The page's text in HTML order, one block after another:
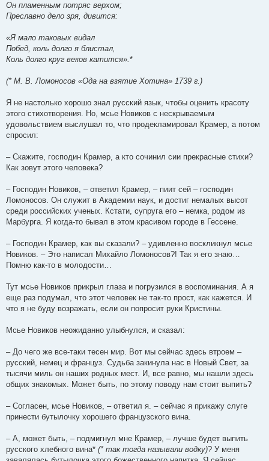
Он пламенным потряс верхом;
Преславно дело зря, дивится:
«Я мало таковых видал
Побед, коль долго я блистал,
Коль долго круг веков катится».*
(* М. В. Ломоносов «Ода на взятие Хотина» 1739 г.)
Я не настолько хорошо знал русский язык, чтобы оценить красоту
этого стихотворения. Но, мсье Новиков с нескрываемым
удовольствием выслушал то, что продекламировал Крамер, а потом
спросил:
– Скажите, господин Крамер, а кто сочинил сии прекрасные стихи?
Как зовут этого человека?
– Господин Новиков, – ответил Крамер, – пиит сей – господин
Ломоносов. Он служит в Академии наук, и достиг немалых высот
среди российских ученых. Кстати, супруга его – немка, родом из
Марбурга. Я когда-то бывал в этом красивом городе в Гессене.
– Господин Крамер, как вы сказали? – удивленно воскликнул мсье
Новиков. – Это написал Михайло Ломоносов?! Так я его знаю…
Помню как-то в молодости…
Тут мсье Новиков прикрыл глаза и погрузился в воспоминания. А я
еще раз подумал, что этот человек не так-то прост, как кажется. И
что я не буду возражать, если он попросит руки Кристины.
Мсье Новиков неожиданно улыбнулся, и сказал:
– До чего же все-таки тесен мир. Вот мы сейчас здесь втроем –
русский, немец и француз. Судьба закинула нас в Новый Свет, за
тысячи миль он наших родных мест. И, все равно, мы нашли здесь
общих знакомых. Может быть, по этому поводу нам стоит выпить?
– Согласен, мсье Новиков, – ответил я. – сейчас я прикажу слуге
принести бутылочку хорошего французского вина.
– А, может быть, – подмигнул мне Крамер, – лучше будет выпить
русского хлебного вина* (* так тогда называли водку)? У меня